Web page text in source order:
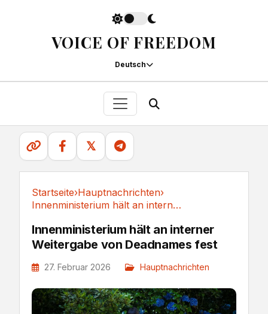
VOICE OF FREEDOM
Deutsch
𝕏
Startseite›Hauptnachrichten›
Innenministerium hält an interner Weitergabe...
Innenministerium hält an interner
Weitergabe von Deadnames fest
27. Februar 2026 Hauptnachrichten